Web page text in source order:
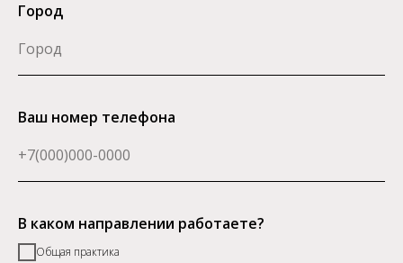
Город
Ваш номер телефона
В каком направлении работаете?
Общая практика